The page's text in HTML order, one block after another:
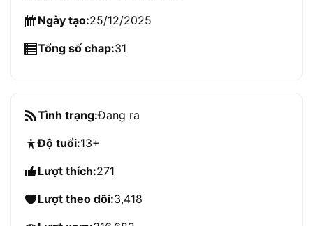
Ngày tạo:25/12/2025
Tổng số chap:31
Tình trạng:Đang ra
Độ tuổi:13+
Lượt thích:271
Lượt theo dõi:3,418